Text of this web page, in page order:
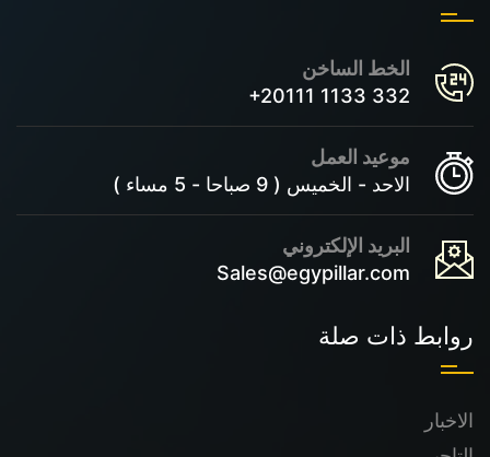
الخط الساخن
+20111 1133 332
موعيد العمل
الاحد - الخميس ( 9 صباحا - 5 مساء )
البريد الإلكتروني
Sales@egypillar.com
روابط ذات صلة
الاخبار